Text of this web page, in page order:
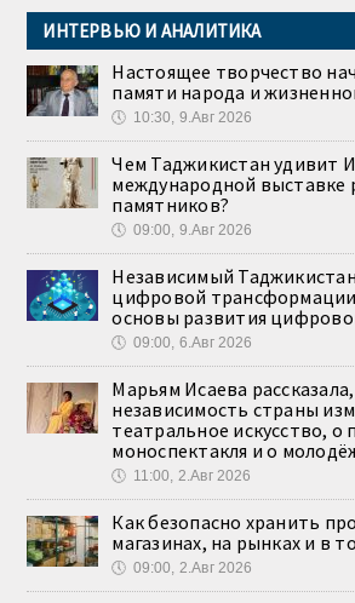
ИНТЕРВЬЮ И АНАЛИТИКА
Настоящее творчество
памяти народа и
🕔 10:30, 9.Авг 2026
Чем Таджикистан удивит
международной выставке
памятников?
🕔 09:00, 9.Авг 2026
Независимый
цифровой
основы развития
🕔 09:00, 6.Авг 2026
Марьям Исаева
независимость страны
театральное искусство, о
моноспектакля и о
🕔 11:00, 2.Авг 2026
Как безопасно хранить
магазинах, на рынках и в
🕔 09:00, 2.Авг 2026